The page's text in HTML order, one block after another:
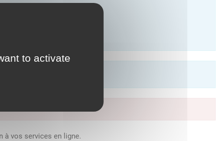
to activate
à vos services en ligne.